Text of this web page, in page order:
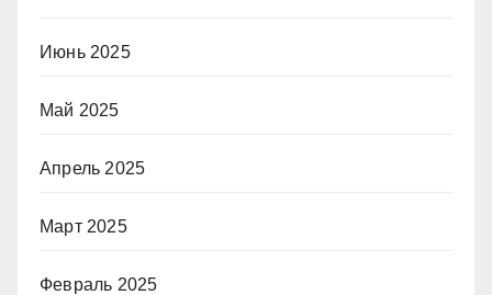
Июнь 2025
Май 2025
Апрель 2025
Март 2025
Февраль 2025